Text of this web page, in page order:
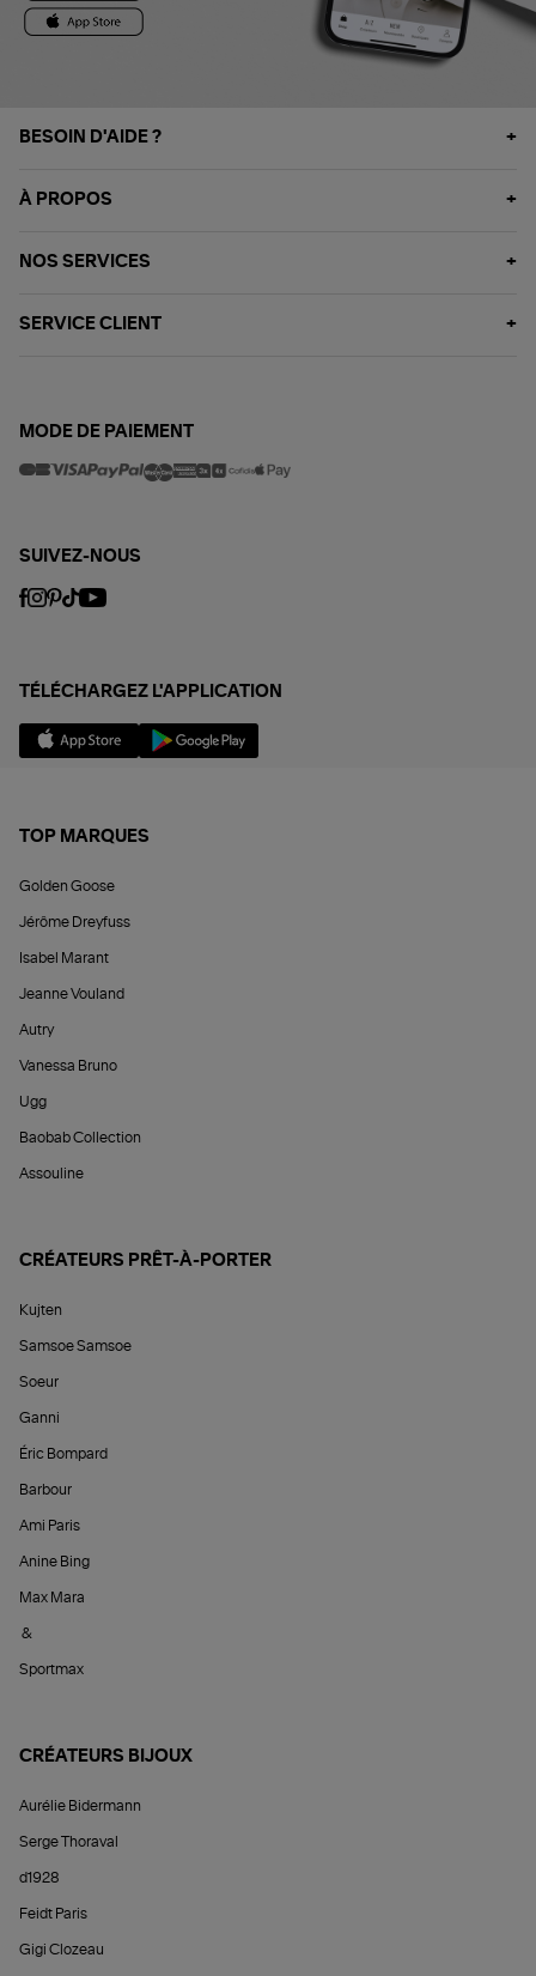
BESOIN D'AIDE ?
À PROPOS
NOS SERVICES
SERVICE CLIENT
MODE DE PAIEMENT
SUIVEZ-NOUS
TÉLÉCHARGEZ L'APPLICATION
TOP MARQUES
Golden Goose
Jérôme Dreyfuss
Isabel Marant
Jeanne Vouland
Autry
Vanessa Bruno
Ugg
Baobab Collection
Assouline
CRÉATEURS PRÊT-À-PORTER
Kujten
Samsoe Samsoe
Soeur
Ganni
Éric Bompard
Barbour
Ami Paris
Anine Bing
Max Mara
&
Sportmax
CRÉATEURS BIJOUX
Aurélie Bidermann
Serge Thoraval
d1928
Feidt Paris
Gigi Clozeau